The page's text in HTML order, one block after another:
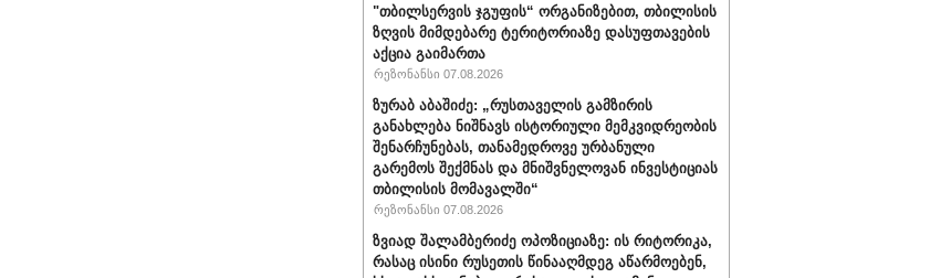
"თბილსერვის ჯგუფის“ ორგანიზებით, თბილისის
ზღვის მიმდებარე ტერიტორიაზე დასუფთავების
აქცია გაიმართა
რეზონანსი 07.08.2026
ზურაბ აბაშიძე: „რუსთაველის გამზირის
განახლება ნიშნავს ისტორიული მემკვიდრეობის
შენარჩუნებას, თანამედროვე ურბანული
გარემოს შექმნას და მნიშვნელოვან ინვესტიციას
თბილისის მომავალში“
რეზონანსი 07.08.2026
ზვიად შალამბერიძე ოპოზიციაზე: ის რიტორიკა,
რასაც ისინი რუსეთის წინააღმდეგ აწარმოებენ,